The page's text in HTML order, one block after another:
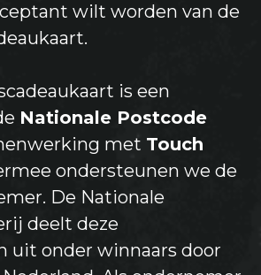
wilt worden van de
is een
Nationale Postcode
met Touch
ondersteunen we de
De Nationale
deelt deze
uit onder winnaars door